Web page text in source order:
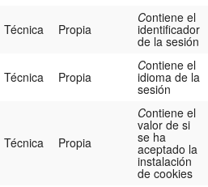
Técnica Propia
Contiene el
identificador
de la sesión
Técnica Propia
Contiene el
idioma de la
sesión
Técnica Propia
Contiene el
valor de si
se ha
aceptado la
instalación
de cookies